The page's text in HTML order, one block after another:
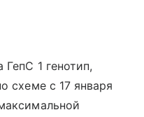
1 генотип,
схеме с 17 января